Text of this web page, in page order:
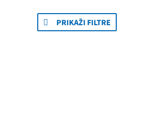
PRIKAŽI FILTRE